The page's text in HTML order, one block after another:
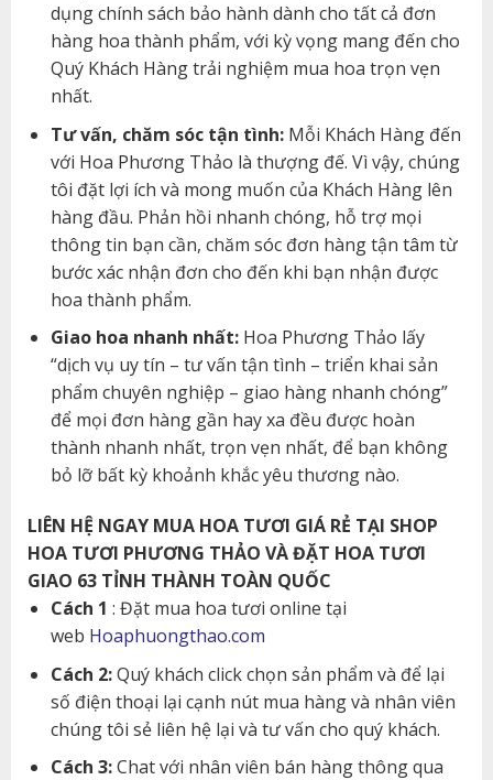
dụng chính sách bảo hành dành cho tất cả đơn
hàng hoa thành phẩm, với kỳ vọng mang đến cho
Quý Khách Hàng trải nghiệm mua hoa trọn vẹn
nhất.
Tư vấn, chăm sóc tận tình:Mỗi Khách Hàng đến
với Hoa Phương Thảo là thượng đế. Vì vậy, chúng
tôi đặt lợi ích và mong muốn của Khách Hàng lên
hàng đầu. Phản hồi nhanh chóng, hỗ trợ mọi
thông tin bạn cần, chăm sóc đơn hàng tận tâm từ
bước xác nhận đơn cho đến khi bạn nhận được
hoa thành phẩm.
Giao hoa nhanh nhất:Hoa Phương Thảo lấy
“dịch vụ uy tín – tư vấn tận tình – triển khai sản
phẩm chuyên nghiệp – giao hàng nhanh chóng”
để mọi đơn hàng gần hay xa đều được hoàn
thành nhanh nhất, trọn vẹn nhất, để bạn không
bỏ lỡ bất kỳ khoảnh khắc yêu thương nào.
LIÊN HỆ NGAY MUA HOA TƯƠI GIÁ RẺ TẠI SHOP
HOA TƯƠI PHƯƠNG THẢO VÀ ĐẶT HOA TƯƠI
GIAO 63 TỈNH THÀNH TOÀN QUỐC
Cách 1 : Đặt mua hoa tươi online tại
web Hoaphuongthao.com
Cách 2:Quý khách click chọn sản phẩm và để lại
số điện thoại lại cạnh nút mua hàng và nhân viên
chúng tôi sẻ liên hệ lại và tư vấn cho quý khách.
Cách 3:Chat với nhân viên bán hàng thông qua